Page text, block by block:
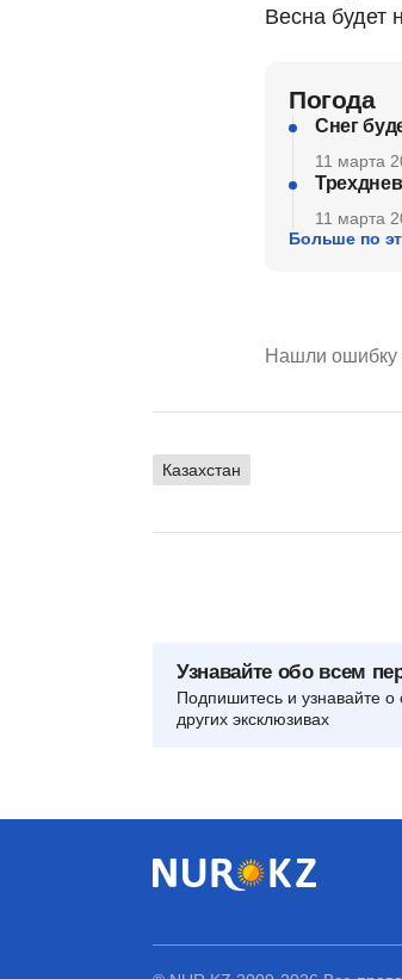
Весна будет
Погода
Снег
11 марта
11 марта
Больше по
Нашли ошибку
Казахстан
Узнавайте обо всем
Подпишитесь и узнавайте о
других эксклюзивах